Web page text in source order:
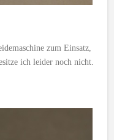
zum Einsatz,
ich leider noch nicht.